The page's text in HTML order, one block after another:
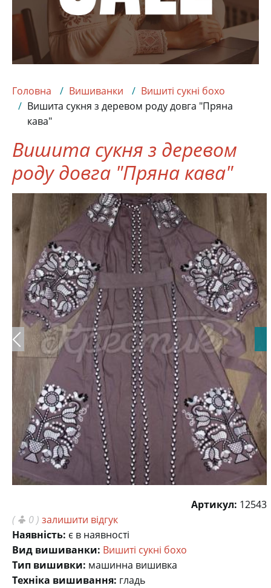
Головна Вишиванки
Вишиті сукні бохо
Вишита сукня з деревом роду довга "Пряна
кава"
Вишита сукня з деревом
роду довга "Пряна кава"
Артикул: 12543
(
0 ) залишити відгук
Наявність: є в наявності
Вид вишиванки: Вишиті сукні бохо
Тип вишивки: машинна вишивка
Техніка вишивання: гладь